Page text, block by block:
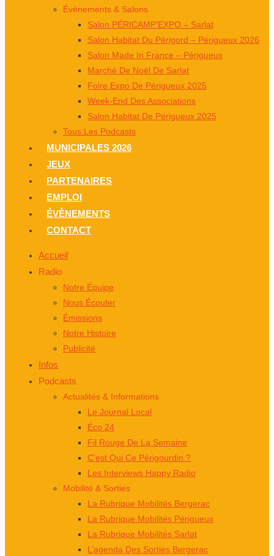
Événements & Salons
Salon PÉRICAMP’EXPO – Sarlat
Salon Habitat Du Périgord – Périgueux 2026
Salon Made In France – Périgueux
Marché De Noël De Sarlat
Foire Expo De Périgueux 2025
Week-End Des Associations
Salon Habitat De Périgueux 2025
Tous Les Podcasts
MUNICIPALES 2026
JEUX
PARTENAIRES
EMPLOI
ÉVÈNEMENTS
CONTACT
Accueil
Radio
Notre Équipe
Nous Écouter
Émissions
Notre Histoire
Publicité
Infos
Podcasts
Actualités & Informations
Le Journal Local
Éco 24
Fil Rouge De La Semaine
C’est Qui Ce Périgourdin ?
Les Interviews Happy Radio
Mobilité & Sorties
La Rubrique Mobilités Bergerac
La Rubrique Mobilités Périgueux
La Rubrique Mobilités Sarlat
L’agenda Des Sorties Bergerac